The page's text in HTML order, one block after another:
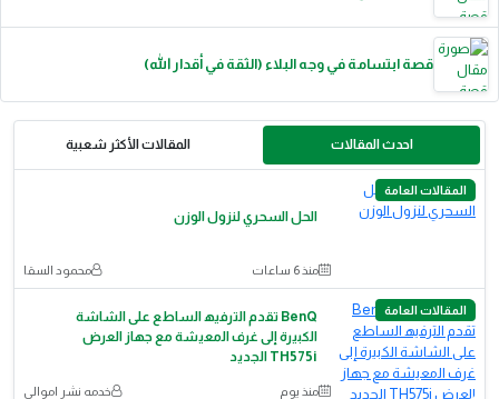
قصة ابتسامة في وجه البلاء (الثقة في أقدار الله)
احدث المقالات المقالات الأكثر شعبية
المقالات العامة
الحل السحري لنزول الوزن
منذ 6 ساعات محمود السقا
المقالات العامة
BenQ ﺗﻘدم اﻟﺗرﻓﯾﮫ اﻟﺳﺎطﻊ ﻋﻠﻰ اﻟﺷﺎﺷﺔ
اﻟﻛﺑﯾرة إﻟﻰ ﻏرف اﻟﻣﻌﯾﺷﺔ ﻣﻊ ﺟﮭﺎز اﻟﻌرض
TH575i اﻟﺟدﯾد
منذ يوم خدمه نشر اموالي